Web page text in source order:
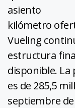
asiento
kilómetro
Vueling
estructura
disponible. La
es de 285,5
septiembre